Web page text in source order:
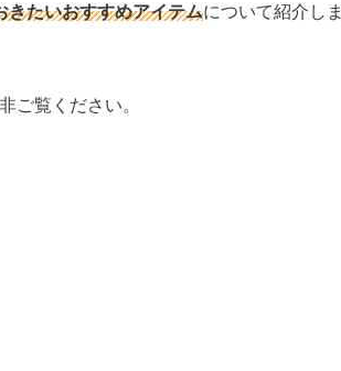
きたいおすすめアイテムについて紹介しま
ご覧ください。